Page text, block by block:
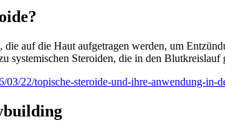
auf die Haut aufgetragen werden, um
systemischen Steroiden, die in den
03/22/topische-steroide-und-ihre-anwendung-